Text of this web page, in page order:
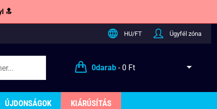
🔝
HU/FT Ügyfél zóna
0darab- 0 Ft
ÚJDONSÁGOK KIÁRÚSÍTÁS